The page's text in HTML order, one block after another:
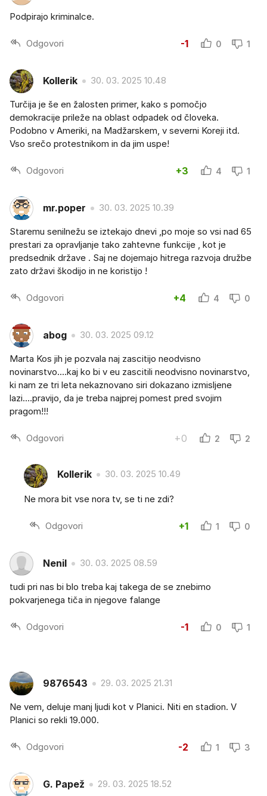
Podpirajo kriminalce.
Odgovori -1 0 1
Kollerik 30. 03. 2025 10.48
Turčija je še en žalosten primer, kako s pomočjo
demokracije prileže na oblast odpadek od človeka.
Podobno v Ameriki, na Madžarskem, v severni Koreji itd.
Vso srečo protestnikom in da jim uspe!
Odgovori +3 4 1
mr.poper 30. 03. 2025 10.39
Staremu senilnežu se iztekajo dnevi ,po moje so vsi nad 65
prestari za opravljanje tako zahtevne funkcije , kot je
predsednik države . Saj ne dojemajo hitrega razvoja družbe
zato državi škodijo in ne koristijo !
Odgovori +4 4 0
abog 30. 03. 2025 09.12
Marta Kos jih je pozvala naj zascitijo neodvisno
novinarstvo....kaj ko bi v eu zascitili neodvisno novinarstvo,
ki nam ze tri leta nekaznovano siri dokazano izmisljene
lazi....pravijo, da je treba najprej pomest pred svojim
pragom!!!
Odgovori +0 2 2
Kollerik 30. 03. 2025 10.49
Ne mora bit vse nora tv, se ti ne zdi?
Odgovori +1 1 0
Nenil 30. 03. 2025 08.59
tudi pri nas bi blo treba kaj takega de se znebimo
pokvarjenega tiča in njegove falange
Odgovori -1 0 1
9876543 29. 03. 2025 21.31
Ne vem, deluje manj ljudi kot v Planici. Niti en stadion. V
Planici so rekli 19.000.
Odgovori -2 1 3
G. Papež 29. 03. 2025 18.52